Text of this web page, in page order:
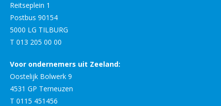
Reitseplein 1
Postbus 90154
5000 LG TILBURG
T 013 205 00 00
Voor ondernemers uit Zeeland:
Oostelijk Bolwerk 9
4531 GP Terneuzen
T 0115 451456